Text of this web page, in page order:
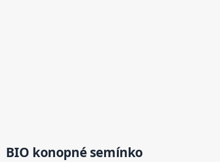
BIO konopné semínko